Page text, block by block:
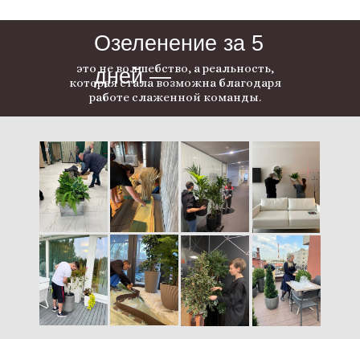
это не волшебство, а реальность,
которая стала возможна благодаря
работе слаженной команды.
Озеленение за 5
дней —